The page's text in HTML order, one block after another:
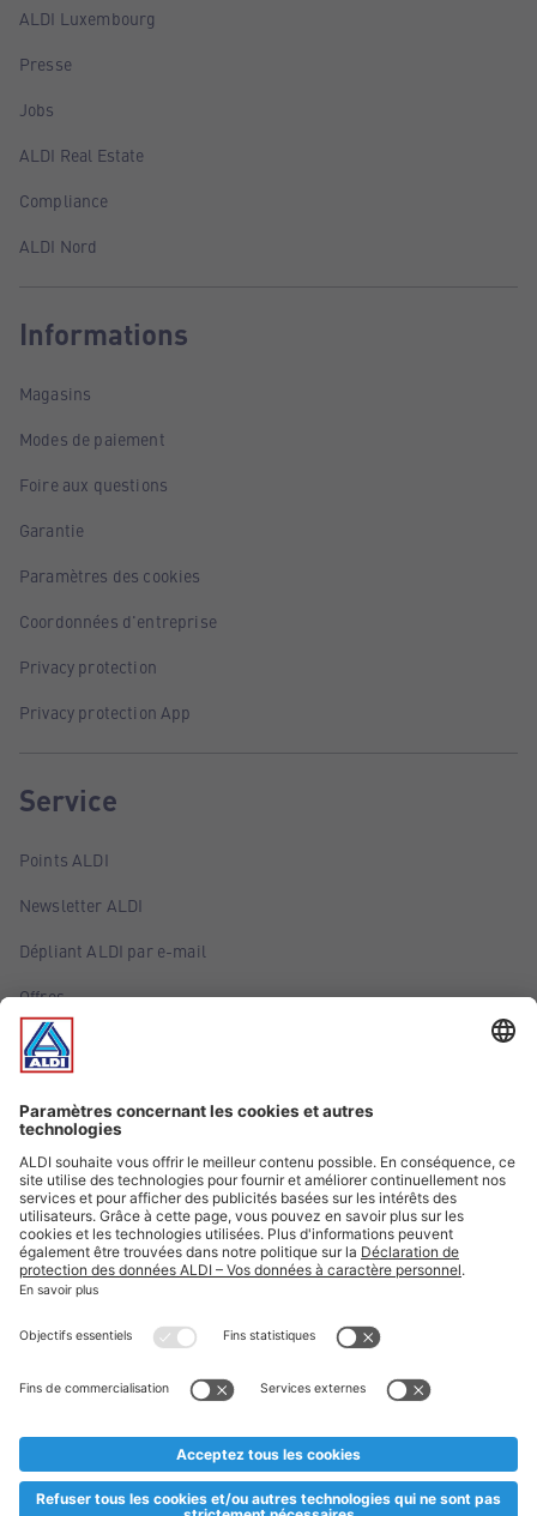
ALDI Luxembourg
Presse
Jobs
ALDI Real Estate
Compliance
ALDI Nord
Informations
Magasins
Modes de paiement
Foire aux questions
Garantie
Paramètres des cookies
Coordonnées d'entreprise
Privacy protection
Privacy protection App
Service
Points ALDI
Newsletter ALDI
Dépliant ALDI par e-mail
Offres
Infos essentielles
Suivez ALDI Luxembourg
Textes marqués d'un astérisque et mentions légales
esoulaang bis de Stock eidel ass. Mir soen Iech Merci fir Äert
Planifikatioun ausverkaaft sollte sinn. De VALORLUX-Präis an
** Op dësem Site huet d'Benotze vun der männlecher Form eng
besser Liesbarkeet am Sënn an huet keng diskriminéierend